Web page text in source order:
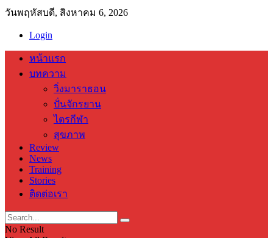
วันพฤหัสบดี, สิงหาคม 6, 2026
Login
หน้าแรก
บทความ
วิ่งมาราธอน
ปั่นจักรยาน
ไตรกีฬา
สุขภาพ
Review
News
Training
Stories
ติดต่อเรา
No Result